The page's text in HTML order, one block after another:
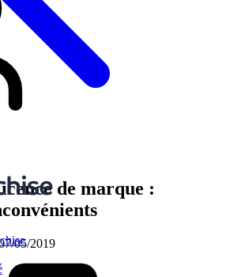
de marque :
05/2019